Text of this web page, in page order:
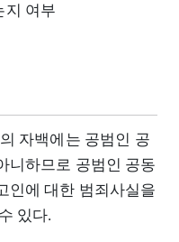
지 여부
자백에는 공범인 공
니하므로 공범인 공동
인에 대한 범죄사실을
있다.